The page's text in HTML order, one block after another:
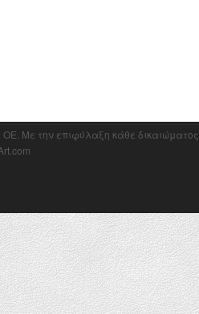
Με την επιφύλαξη κάθε δικαιώματος.